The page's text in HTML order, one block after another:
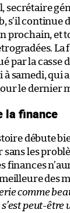
secrétaire
s’il continue
prochain, et
La
par la casse
samedi, qui
le dernier
la finance
débute
les
finances
des
comme
peut-être